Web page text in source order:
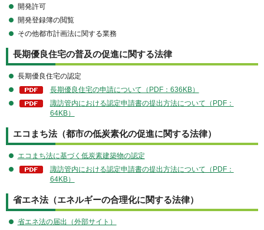
開発許可
開発登録簿の閲覧
その他都市計画法に関する業務
長期優良住宅の普及の促進に関する法律
長期優良住宅の認定
長期優良住宅の申請について（PDF：636KB）
諏訪管内における認定申請書の提出方法について（PDF：
64KB）
エコまち法（都市の低炭素化の促進に関する法律）
エコまち法に基づく低炭素建築物の認定
諏訪管内における認定申請書の提出方法について（PDF：
64KB）
省エネ法（エネルギーの合理化に関する法律）
省エネ法の届出（外部サイト）